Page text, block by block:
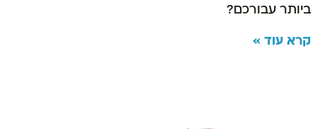
ביותר עבורכם?
קרא עוד »